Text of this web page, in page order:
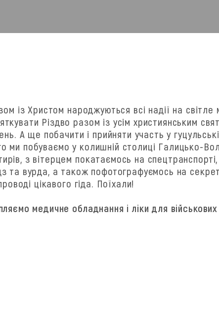
із Христом народжуються всі надії на
Різдво разом із усім християнським
А ще побачити і прийняти участь у
побуваємо у колишній столиці Галицько-
з вітерцем покатаємось на
та вурда, а також пофотографуємось на
цікавого гіда. Поїхали!
медичне обладнання і ліки для